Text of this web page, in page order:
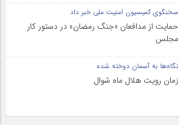
سخنگوی کمیسیون امنیت ملی خبر داد
حمایت از مدافعان «جنگ رمضان» در دستور کار
مجلس
نگاه‌ها به آسمان دوخته شده
زمان رویت هلال ماه شوال